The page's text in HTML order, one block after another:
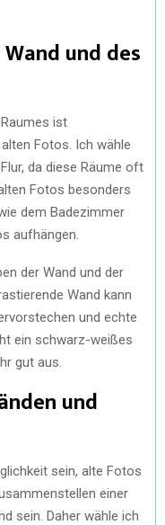
und des
ist
Fotos. Ich wähle
da diese Räume oft
Fotos besonders
dem Badezimmer
aufhängen.
der Wand und der
Wand kann
und echte
ein schwarz-weißes
gut aus.
und
sein, alte Fotos
einer
sein. Daher wähle ich